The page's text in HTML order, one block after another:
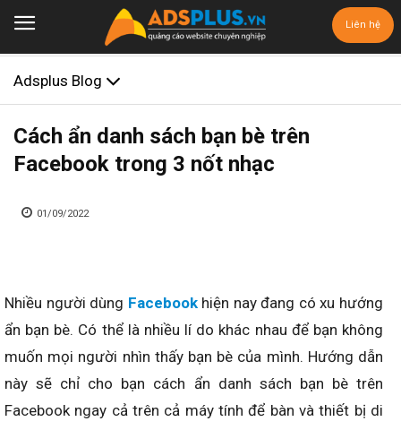
Liên hệ
Adsplus Blog
Cách ẩn danh sách bạn bè trên
Facebook trong 3 nốt nhạc
01/09/2022
Nhiều người dùng Facebookhiện nay đang có xu hướng
ẩn bạn bè. Có thể là nhiều lí do khác nhau để bạn không
muốn mọi người nhìn thấy bạn bè của mình. Hướng dẫn
này sẽ chỉ cho bạn cách ẩn danh sách bạn bè trên
Facebook ngay cả trên cả máy tính để bàn và thiết bị di